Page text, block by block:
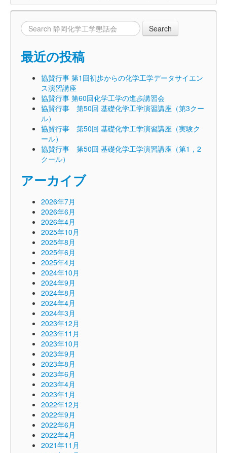
最近の投稿
協賛行事 第1回初歩からの化学工学データサイエン
ス演習講座
協賛行事 第60回化学工学の進歩講習会
協賛行事 第50回 基礎化学工学演習講座（第3クー
ル）
協賛行事 第50回 基礎化学工学演習講座（実験ク
ール）
協賛行事 第50回 基礎化学工学演習講座（第1，2
クール）
アーカイブ
2026年7月
2026年6月
2026年4月
2025年10月
2025年8月
2025年6月
2025年4月
2024年10月
2024年9月
2024年8月
2024年4月
2024年3月
2023年12月
2023年11月
2023年10月
2023年9月
2023年8月
2023年6月
2023年4月
2023年1月
2022年12月
2022年9月
2022年6月
2022年4月
2021年11月